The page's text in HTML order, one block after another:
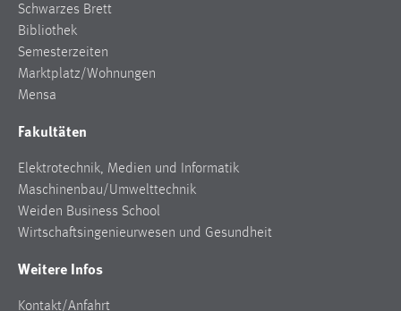
Schwarzes Brett
Bibliothek
Semesterzeiten
Marktplatz/Wohnungen
Mensa
Fakultäten
Elektrotechnik, Medien und Informatik
Maschinenbau/Umwelttechnik
Weiden Business School
Wirtschaftsingenieurwesen und Gesundheit
Weitere Infos
Kontakt/Anfahrt